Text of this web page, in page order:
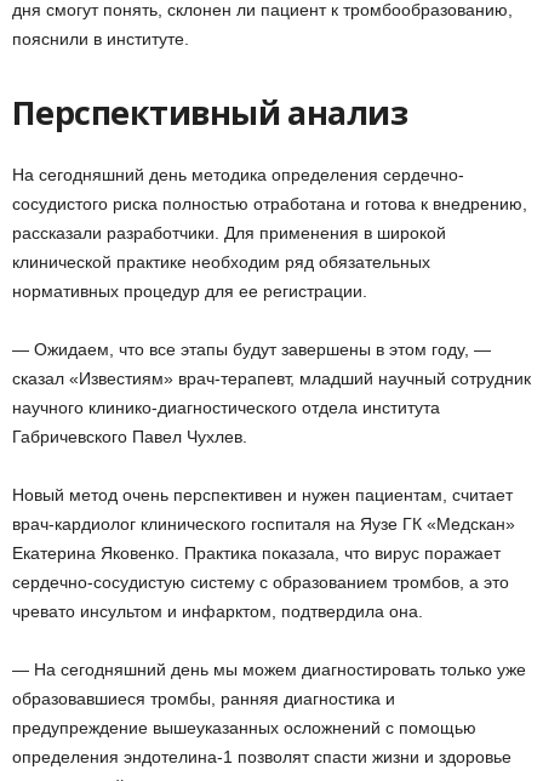
дня смогут понять, склонен ли пациент к тромбообразованию,
пояснили в институте.
Перспективный анализ
На сегодняшний день методика определения сердечно-
сосудистого риска полностью отработана и готова к внедрению,
рассказали разработчики. Для применения в широкой
клинической практике необходим ряд обязательных
нормативных процедур для ее регистрации.
— Ожидаем, что все этапы будут завершены в этом году, —
сказал «Известиям» врач-терапевт, младший научный сотрудник
научного клинико-диагностического отдела института
Габричевского Павел Чухлев.
Новый метод очень перспективен и нужен пациентам, считает
врач-кардиолог клинического госпиталя на Яузе ГК «Медскан»
Екатерина Яковенко. Практика показала, что вирус поражает
сердечно-сосудистую систему с образованием тромбов, а это
чревато инсультом и инфарктом, подтвердила она.
— На сегодняшний день мы можем диагностировать только уже
образовавшиеся тромбы, ранняя диагностика и
предупреждение вышеуказанных осложнений с помощью
определения эндотелина-1 позволят спасти жизни и здоровье